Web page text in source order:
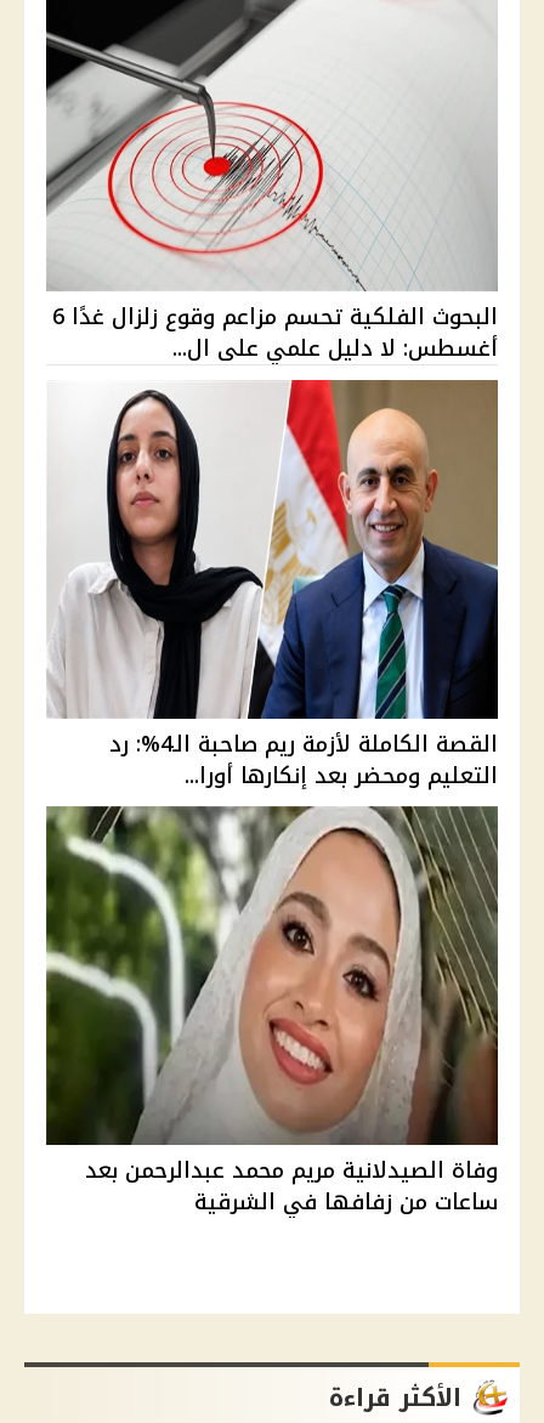
البحوث الفلكية تحسم مزاعم وقوع زلزال غدًا 6
أغسطس: لا دليل علمي على ال...
القصة الكاملة لأزمة ريم صاحبة الـ4%: رد
التعليم ومحضر بعد إنكارها أورا...
وفاة الصيدلانية مريم محمد عبدالرحمن بعد
ساعات من زفافها في الشرقية
الأكثر قراءة